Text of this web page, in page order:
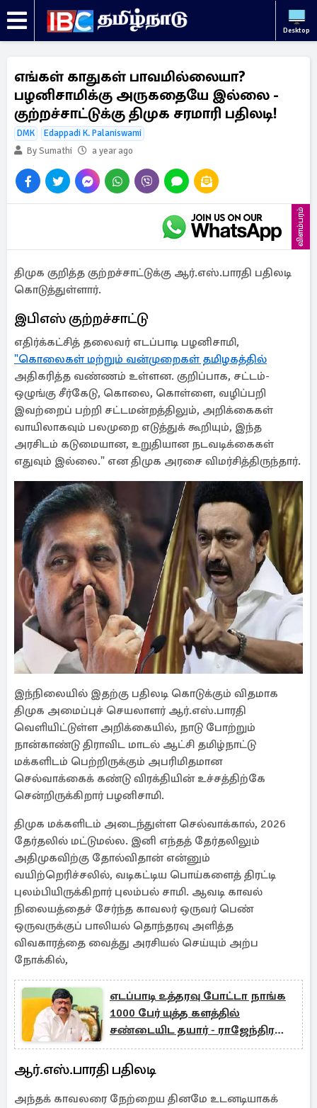
Desktop
எங்கள் காதுகள் பாவமில்லையா?
பழனிசாமிக்கு அருகதையே இல்லை -
குற்றச்சாட்டுக்கு திமுக சரமாரி பதிலடி!
DMK
Edappadi K. Palaniswami
By Sumathi
a year ago
விளம்பரம்
திமுக குறித்த குற்றச்சாட்டுக்கு ஆர்.எஸ்.பாரதி பதிலடி
கொடுத்துள்ளார்.
இபிஎஸ் குற்றச்சாட்டு
எதிர்க்கட்சித் தலைவர் எடப்பாடி பழனிசாமி,
"கொலைகள் மற்றும் வன்முறைகள் தமிழகத்தில்
அதிகரித்த வண்ணம் உள்ளன. குறிப்பாக, சட்டம்-
ஒழுங்கு சீர்கேடு, கொலை, கொள்ளை, வழிப்பறி
இவற்றைப் பற்றி சட்டமன்றத்திலும், அறிக்கைகள்
வாயிலாகவும் பலமுறை எடுத்துக் கூறியும், இந்த
அரசிடம் கடுமையான, உறுதியான நடவடிக்கைகள்
எதுவும் இல்லை." என திமுக அரசை விமர்சித்திருந்தார்.
இந்நிலையில் இதற்கு பதிலடி கொடுக்கும் விதமாக
திமுக அமைப்புச் செயலாளர் ஆர்.எஸ்.பாரதி
வெளியிட்டுள்ள அறிக்கையில், நாடு போற்றும்
நான்காண்டு திராவிட மாடல் ஆட்சி தமிழ்நாட்டு
மக்களிடம் பெற்றிருக்கும் அபரிமிதமான
செல்வாக்கைக் கண்டு விரக்தியின் உச்சத்திற்கே
சென்றிருக்கிறார் பழனிசாமி.
திமுக மக்களிடம் அடைந்துள்ள செல்வாக்கால், 2026
தேர்தலில் மட்டுமல்ல. இனி எந்தத் தேர்தலிலும்
அதிமுகவிற்கு தோல்விதான் என்னும்
வயிற்றெரிச்சலில், வடிகட்டிய பொய்களைத் திரட்டி
புலம்பியிருக்கிறார் புலம்பல் சாமி. ஆவடி காவல்
நிலையத்தைச் சேர்ந்த காவலர் ஒருவர் பெண்
ஒருவருக்குப் பாலியல் தொந்தரவு அளித்த
விவகாரத்தை வைத்து அரசியல் செய்யும் அற்ப
நோக்கில்,
எடப்பாடி உத்தரவு போட்டா நாங்க
1000 பேர் யுத்த களத்தில்
சண்டையிட தயார் - ராஜேந்திர
பாலாஜி
ஆர்.எஸ்.பாரதி பதிலடி
அந்தக் காவலரை நேற்றைய தினமே உடனடியாகக்